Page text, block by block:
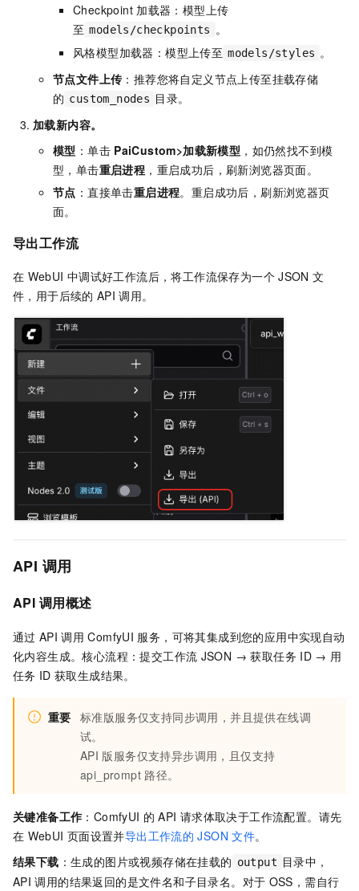
Checkpoint 加载器：模型上传
至 models/checkpoints
。
风格模型加载器：模型上传至 models/styles 。
节点文件上传 ：推荐您将自定义节点上传至挂载存储
的 custom_nodes 目录。
加载新内容。
模型 ：单击 PaiCustom>加载新模型 ，如仍然找不到模
型，单击重启进程 ，重启成功后，刷新浏览器页面。
节点 ：直接单击重启进程。重启成功后，刷新浏览器页
面。
导出工作流
在 WebUI 中调试好工作流后，将工作流保存为一个 JSON 文
件，用于后续的 API 调用。
API 调用
API 调用概述
通过 API 调用 ComfyUI 服务，可将其集成到您的应用中实现自动
化内容生成。核心流程：提交工作流 JSON → 获取任务 ID → 用
任务 ID 获取生成结果。
重要 标准版服务仅支持同步调用，并且提供在线调
试。
API 版服务仅支持异步调用，且仅支持
api_prompt 路径。
关键准备工作 ：ComfyUI 的 API 请求体取决于工作流配置。请先
在 WebUI 页面设置并导出工作流的 JSON 文件。
结果下载 ：生成的图片或视频存储在挂载的 output 目录中，
API 调用的结果返回的是文件名和子目录名。对于 OSS，需自行